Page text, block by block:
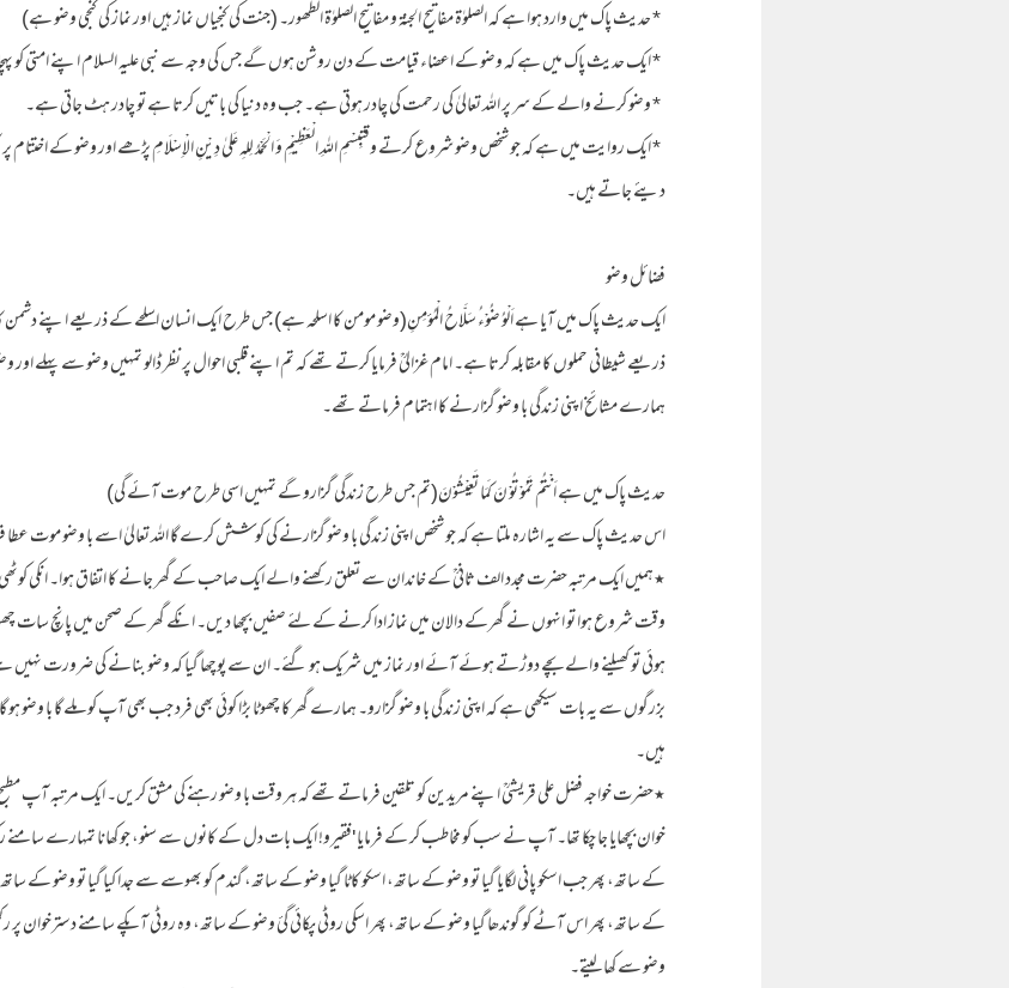
* حدیث پاک میں وارد ہوا ہے کہ الصلوٰۃ مفاتیح الجنۃ و مفاتیح الصلوٰۃ الطھور۔ (جنت کی کنجیاں نماز ہیں اور نماز کی کنجی وضو ہے)
* ایک حدیث پاک میں ہے کہ وضو کے اعضاء قیامت کے دن روشن ہوں گے جس کی وجہ سے نبی علیہ السلام اپنے امتی کو
* وضو کرنے والے کے سر پر اللہ تعالیٰ کی رحمت کی چادر ہوتی ہے۔ جب وہ دنیا کی باتیں کرتا ہے تو چادر ہٹ جاتی ہے۔
* ایک روایت میں ہے کہ جو شخص وضو شروع کرتے وقتبِسْمِ اللہِ الْعَظِیْمِ وَ الْحَمْدُ لِلہِ عَلیٰ دِیْنِ الْاِسْلَامِ پڑھے اور وضو کے
دیئے جاتے ہیں۔
فضائل وضو
ایک حدیث پاک میں آیا ہے اَلْوُ ضُوْءُ سَلَّاحُ الْمُؤمِنِ(وضو مومن کا اسلحہ ہے) جس طرح ایک انسان اسلحے کے ذریعے اپنے دشمن
ذریعے شیطانی حملوں کا مقابلہ کرتا ہے۔ امام غزالیؒ فرمایا کرتے تھے کہ تم اپنے قلبی احوال پر نظر ڈالو تمہیں وضو سے پہلے
ہمارے مشائخ اپنی زندگی با وضو گزارنے کا اہتمام فرماتے تھے۔
حدیث پاک میں ہے اَنْتُمْ تَمُوْ تُوْ نَ کَمَا تَعِیْشُوْنَ(تم جس طرح زندگی گزارو گے تمہیں اسی طرح موت آئے گی)
اس حدیث پاک سے یہ اشارہ ملتا ہے کہ جو شخص اپنی زندگی با وضو گزارنے کی کوشش کرے گا اللہ تعالیٰ اسے با وضو موت
٭ہمیں ایک مرتبہ حضرت مجدد الف ثانیؒ کے خاندان سے تعلق رکھنے والے ایک صاحب کے گھر جانے کا اتفاق ہوا۔ انکی
وقت شروع ہوا تو انہوں نے گھرکے دالان میں نماز ادا کرنے کے لئے صفیں بچھا دیں۔ انکے گھر کے صحن میں پانچ
ہوئی تو کھیلنے والے بچے دوڑتے ہوئے آئے اور نماز میں شریک ہو گئے۔ ان سے پوچھا گیا کہ وضو بنانے کی ضرورت نہیں
بزرگوں سے یہ بات سیکھی ہے کہ اپنی زندگی با وضو گزارو۔ ہمارے گھر کا چھوٹا بڑا کوئی بھی فرد جب بھی آپ کو ملے گا با وضو ہو
ہیں۔
٭حضرت خواجہ فضل علی قریشیؒ اپنے مریدین کو تلقین فرماتے تھے کہ ہر وقت با وضو رہنے کی مشق کریں۔ ایک مرتبہ آپ
خوان بچھایا جا چکا تھا۔ آپ نے سب کو مخاطب کر کے فرمایا 'فقیرو! ایک بات دل کے کانوں سے سنو، جو کھانا تمہارے
کے ساتھ، پھر جب اسکو پانی لگایا گیا تو وضو کے ساتھ، اسکو کاٹا گیا وضو کے ساتھ، گندم کو بھوسے سے جدا کیا گیا تو وضو کے ساتھ،
کے ساتھ، پھر اس آٹے کو گوندھا گیا وضو کے ساتھ، پھر اسکی روٹی پکائی گئ وضو کے ساتھ، وہ روٹی آپکے سامنے
وضو سے کھا لیتے۔